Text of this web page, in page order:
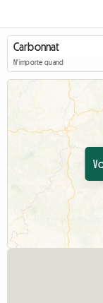
N'importe quand